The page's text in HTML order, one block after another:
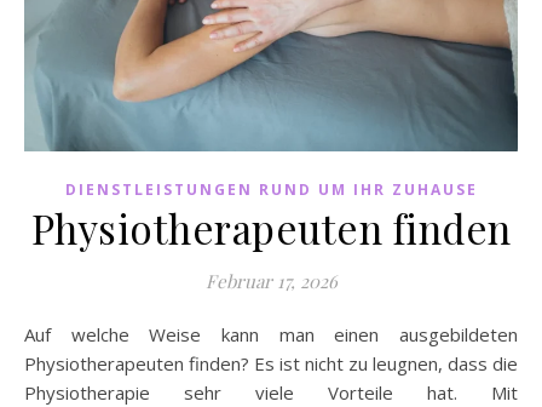
DIENSTLEISTUNGEN RUND UM IHR ZUHAUSE
Physiotherapeuten finden
Februar 17, 2026
Auf welche Weise kann man einen ausgebildeten
Physiotherapeuten finden? Es ist nicht zu leugnen, dass die
Physiotherapie sehr viele Vorteile hat. Mit